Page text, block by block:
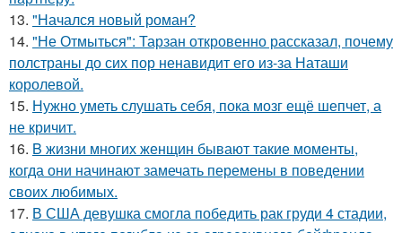
13. "Начался новый роман?
14. "Не Отмыться": Тарзан откровенно рассказал, почему
полстраны до сих пор ненавидит его из-за Наташи
королевой.
15. Нужно уметь слушать себя, пока мозг ещё шепчет, а
не кричит.
16. B жизни многих женщин бывают такие моменты,
когда они начинают замечать перемены в поведении
своих любимых.
17. В США девушка смогла победить рак груди 4 стадии,